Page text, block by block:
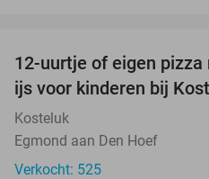
12-uurtje of eigen pizza
ijs voor kinderen bij
Kosteluk
Egmond aan Den Hoef
Verkocht: 525